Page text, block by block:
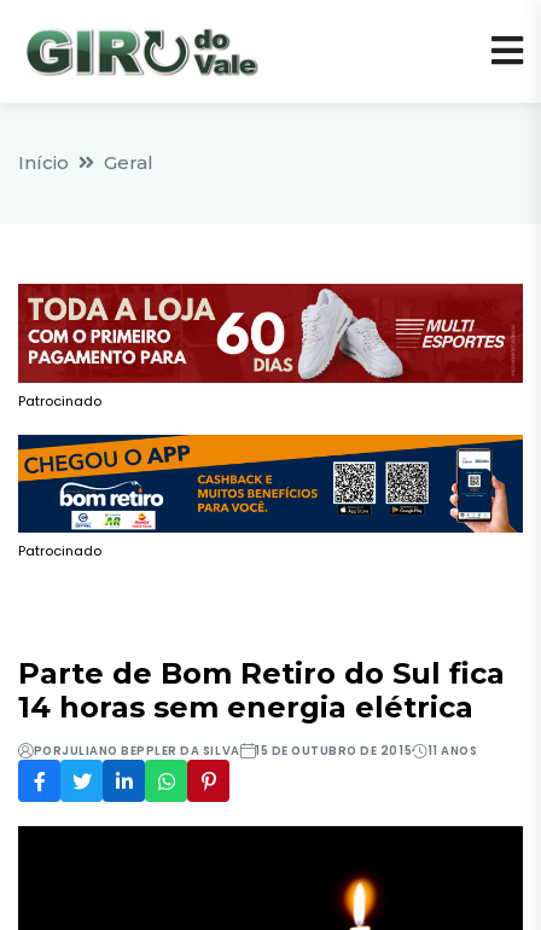
Início Geral
Patrocinado
Patrocinado
Parte de Bom Retiro do Sul fica
14 horas sem energia elétrica
PORJULIANO BEPPLER DA SILVA 15 DE OUTUBRO DE 2015 11 ANOS